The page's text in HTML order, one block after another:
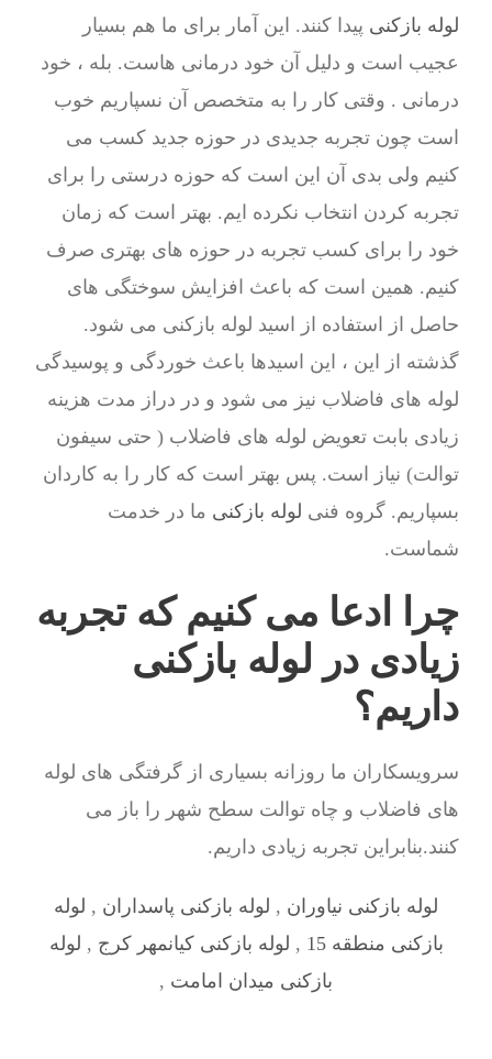
لوله بازکنی پیدا کنند. این آمار برای ما هم بسیار
عجیب است و دلیل آن خود درمانی هاست. بله ، خود
درمانی . وقتی کار را به متخصص آن نسپاریم خوب
است چون تجربه جدیدی در حوزه جدید کسب می
کنیم ولی بدی آن این است که حوزه درستی را برای
تجربه کردن انتخاب نکرده ایم. بهتر است که زمان
خود را برای کسب تجربه در حوزه های بهتری صرف
کنیم. همین است که باعث افزایش سوختگی های
حاصل از استفاده از اسید لوله بازکنی می شود.
گذشته از این ، این اسیدها باعث خوردگی و پوسیدگی
لوله های فاضلاب نیز می شود و در دراز مدت هزینه
زیادی بابت تعویض لوله های فاضلاب ( حتی سیفون
توالت) نیاز است. پس بهتر است که کار را به کاردان
بسپاریم. گروه فنی لوله بازکنی ما در خدمت
شماست.
چرا ادعا می کنیم که تجربه
زیادی در لوله بازکنی
داریم؟
سرویسکاران ما روزانه بسیاری از گرفتگی های لوله
های فاضلاب و چاه توالت سطح شهر را باز می
کنند.بنابراین تجربه زیادی داریم.
لوله بازکنی نیاوران , لوله بازکنی پاسداران , لوله
بازکنی منطقه 15
, لوله بازکنی کیانمهر کرج , لوله
بازکنی میدان امامت ,